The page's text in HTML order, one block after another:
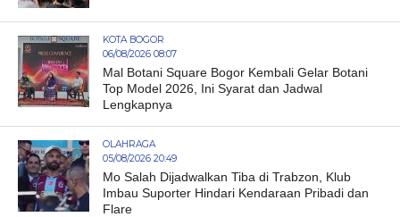
KOTA BOGOR
06/08/2026 08:07
Mal Botani Square Bogor Kembali Gelar Botani
Top Model 2026, Ini Syarat dan Jadwal
Lengkapnya
OLAHRAGA
05/08/2026 20:49
Mo Salah Dijadwalkan Tiba di Trabzon, Klub
Imbau Suporter Hindari Kendaraan Pribadi dan
Flare